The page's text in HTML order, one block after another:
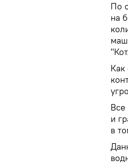
По
на
Как
Все
и
в